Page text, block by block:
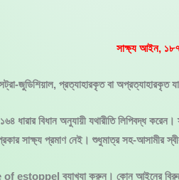
সাক্ষ্য আইন,
জুডিশিয়াল, প্রত্যাহারকৃত বা
ধারার বিধান অনুযায়ী যথারীতি লিপিবদ্ধ
সাক্ষ্য প্রমাণ নেই। শুধুমাত্র সহ-আসামীর
of estoppel ব্যাখ্যা করুন। কোন আইনের